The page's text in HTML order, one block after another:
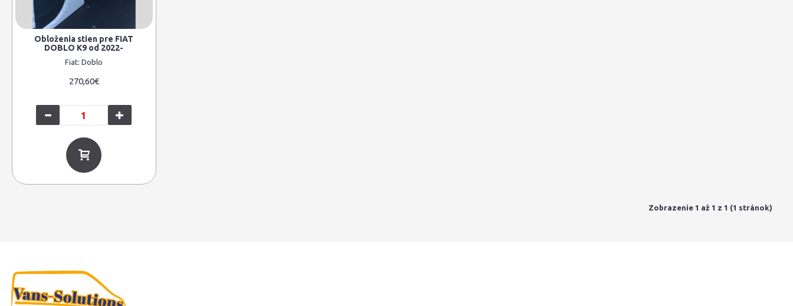
Obloženia stien pre FIAT
DOBLO K9 od 2022-
Fiat:Doblo
270,60€
Zobrazenie 1 až 1 z 1 (1 stránok)